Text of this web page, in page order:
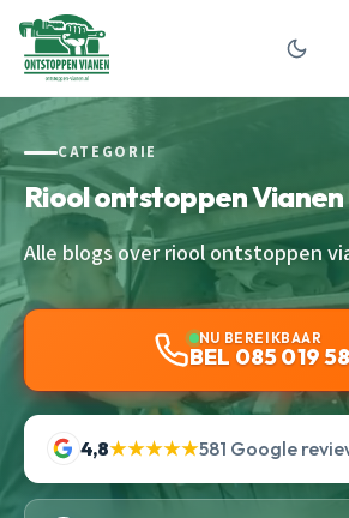
CATEGORIE
Riool ontstoppen Vianen
Alle blogs over riool ontstoppen
NU BEREIKBAAR
BEL 085 019
4,8★★★★★581 Google